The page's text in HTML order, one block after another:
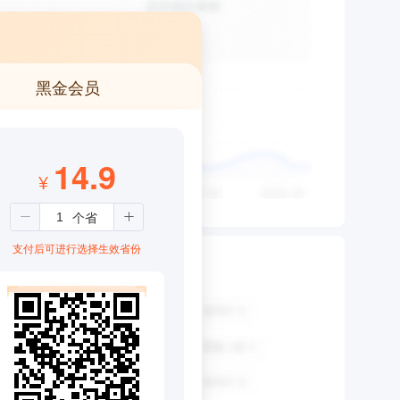
黑金会员
¥ 14.9
支付后可进行选择生效省份